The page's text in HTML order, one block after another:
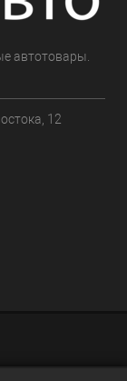
автотовары.
12